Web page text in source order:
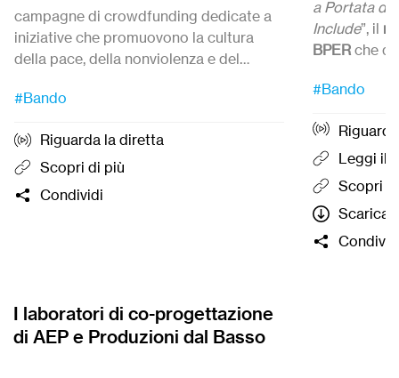
campagne di crowdfunding dedicate a
iniziative che promuovono la cultura
della pace, della nonviolenza e del
ore 12:00 del
#Bando
Riguarda la diretta
Scopri di più
Condividi
a Portata di
Include”, il
BPER che
sportiva
e ragazzi
formazione
termine del
cinque
12:00.
#Bando
Leggi il
Scopri
Scarica
I laboratori di co-progettazione
di AEP e Produzioni dal Basso